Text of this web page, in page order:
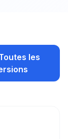
les